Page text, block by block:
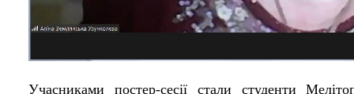
Учасниками постер-сесії стали студенти